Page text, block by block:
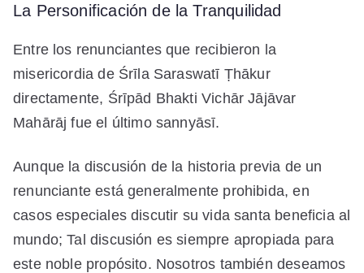
La Personificación de la Tranquilidad
Entre los renunciantes que recibieron la
misericordia de Śrīla Saraswatī Ṭhākur
directamente, Śrīpād Bhakti Vichār Jājāvar
Mahārāj fue el último sannyāsī.
Aunque la discusión de la historia previa de un
renunciante está generalmente prohibida, en
casos especiales discutir su vida santa beneficia al
mundo; Tal discusión es siempre apropiada para
este noble propósito. Nosotros también deseamos